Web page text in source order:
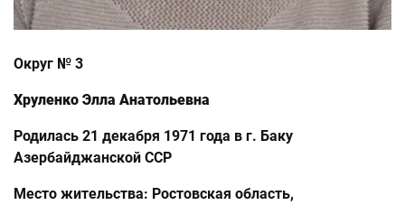
Округ № 3
Хруленко Элла Анатольевна
Родилась 21 декабря 1971 года в г. Баку
Азербайджанской ССР
Место жительства: Ростовская область,